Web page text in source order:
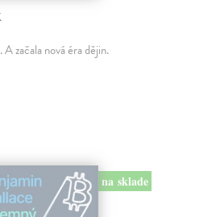
začala nová éra dějin.
na sklade